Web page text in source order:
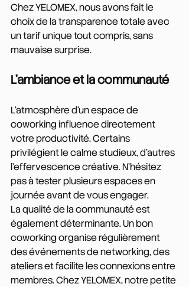
Chez YELOMEX, nous avons fait le
choix de la transparence totale avec
un tarif unique tout compris, sans
mauvaise surprise.
L'ambiance et la communauté
L'atmosphère d'un espace de
coworking influence directement
votre productivité. Certains
privilégient le calme studieux, d'autres
l'effervescence créative. N'hésitez
pas à tester plusieurs espaces en
journée avant de vous engager.
La qualité de la communauté est
également déterminante. Un bon
coworking organise régulièrement
des événements de networking, des
ateliers et facilite les connexions entre
membres. Chez YELOMEX, notre petite